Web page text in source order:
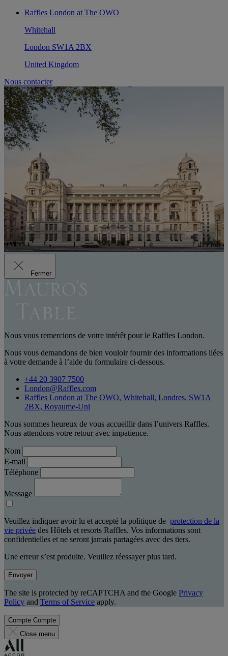
Raffles London at The OWO
Whitehall
London SW1A 2BX
United Kingdom
Nous contacter
Fermer
Nous vous remercions de votre intérêt pour le Raffles London.
Nous vous demandons de bien vouloir fournir des informations liées
à votre demande à l’aide du formulaire ci-dessous.
+44 20 3907 7500
London@Raffles.com
Raffles London at The OWO, Whitehall, Londres, SW1A
2BX, Royaume-Uni
Nous sommes heureux de vous accueillir dans l’univers Raffles.
Nous attendons votre retour avec impatience.
Nom
E-mail
Téléphone
Message
Veuillez indiquer avoir lu et accepté la politique de protection de la
vie privée des Hôtels et resorts Raffles. Vos informations sont
confidentielles et ne seront jamais partagées avec des tiers.
Une erreur s’est produite. Veuillez réessayer plus tard.
Envoyer
The site is protected by reCAPTCHA and the Google Privacy
Policy and Terms of Service apply.
Compte Compte
Close menu